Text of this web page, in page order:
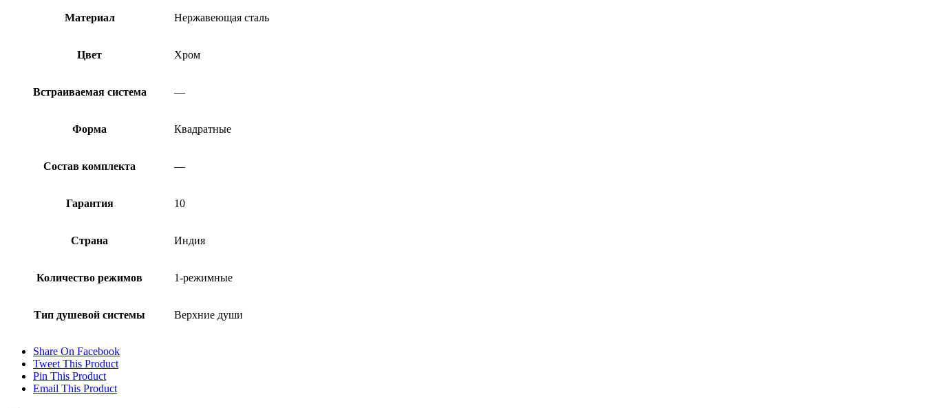
Материал Нержавеющая сталь
Цвет Хром
Встраиваемая система —
Форма Квадратные
Состав комплекта —
Гарантия 10
Страна Индия
Количество режимов 1-режимные
Тип душевой системы Верхние души
Share On Facebook
Tweet This Product
Pin This Product
Email This Product